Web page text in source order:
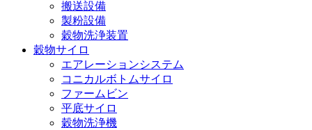
搬送設備
製粉設備
穀物洗浄装置
穀物サイロ
エアレーションシステム
コニカルボトムサイロ
ファームビン
平底サイロ
穀物洗浄機